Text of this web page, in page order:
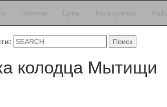
Септики Цены Калькулятор
колодца Мытищи